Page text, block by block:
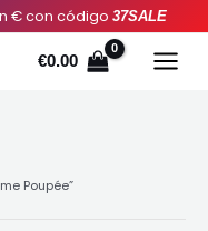
€ con código 37SALE
€0.00
Poupée”